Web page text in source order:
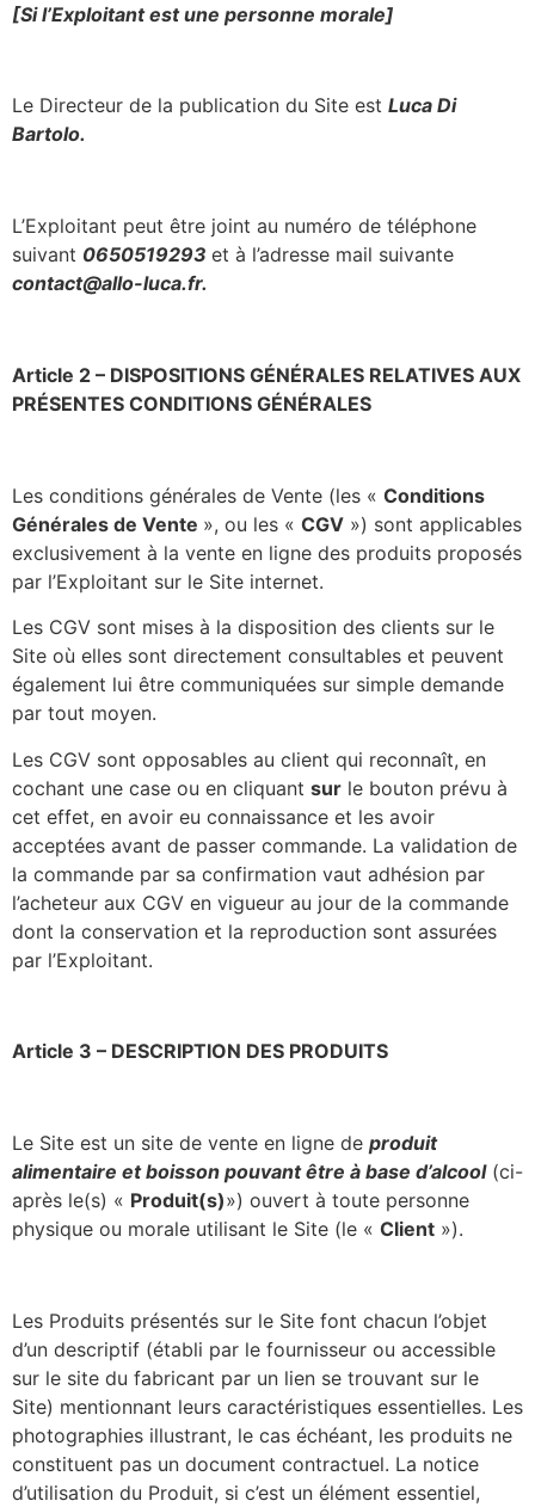
[Si l’Exploitant est une personne morale]
Le Directeur de la publication du Site est Luca Di
Bartolo.
L’Exploitant peut être joint au numéro de téléphone
suivant 0650519293 et à l’adresse mail suivante
contact@allo-luca.fr.
Article 2 – DISPOSITIONS GÉNÉRALES RELATIVES AUX
PRÉSENTES CONDITIONS GÉNÉRALES
Les conditions générales de Vente (les « Conditions
Générales de Vente », ou les « CGV ») sont applicables
exclusivement à la vente en ligne des produits proposés
par l’Exploitant sur le Site internet.
Les CGV sont mises à la disposition des clients sur le
Site où elles sont directement consultables et peuvent
également lui être communiquées sur simple demande
par tout moyen.
Les CGV sont opposables au client qui reconnaît, en
cochant une case ou en cliquant sur le bouton prévu à
cet effet, en avoir eu connaissance et les avoir
acceptées avant de passer commande. La validation de
la commande par sa confirmation vaut adhésion par
l’acheteur aux CGV en vigueur au jour de la commande
dont la conservation et la reproduction sont assurées
par l’Exploitant.
Article 3 – DESCRIPTION DES PRODUITS
Le Site est un site de vente en ligne de produit
alimentaire et boisson pouvant être à base d’alcool(ci-
après le(s) « Produit(s)») ouvert à toute personne
physique ou morale utilisant le Site (le « Client »).
Les Produits présentés sur le Site font chacun l’objet
d’un descriptif (établi par le fournisseur ou accessible
sur le site du fabricant par un lien se trouvant sur le
Site) mentionnant leurs caractéristiques essentielles. Les
photographies illustrant, le cas échéant, les produits ne
constituent pas un document contractuel. La notice
d’utilisation du Produit, si c’est un élément essentiel,